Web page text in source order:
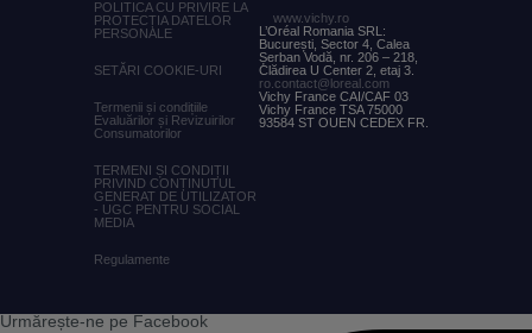
POLITICA CU PRIVIRE LA
PROTECȚIA DATELOR
PERSONALE
SETĂRI COOKIE-URI
Termenii și condițiile
Evaluărilor și Revizuirilor
Consumatorilor
TERMENI ȘI CONDIȚII
PRIVIND CONȚINUTUL
GENERAT DE UTILIZATOR
- UGC PENTRU SOCIAL
MEDIA
Regulamente
www.vichy.ro
L’Oréal Romania SRL:
București, Sector 4, Calea
Șerban Vodă, nr. 206 – 218,
Clădirea U Center 2, etaj 3.
ro.contact@loreal.com
Vichy France CAI/CAF 03
Vichy France TSA 75000
93584 ST OUEN CEDEX FR.
Urmărește-ne pe Facebook